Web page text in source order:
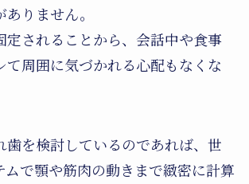
りません。
定されることから、会話中や食事
て周囲に気づかれる心配もなくな
歯を検討しているのであれば、世
ムで顎や筋肉の動きまで緻密に計算